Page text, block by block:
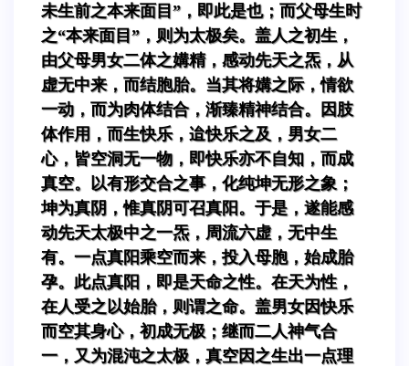
未生前之本来面目”，即此是也；而父母生时
之“本来面目”，则为太极矣。盖人之初生，
由父母男女二体之媾精，感动先天之炁，从
虚无中来，而结胞胎。当其将媾之际，情欲
一动，而为肉体结合，渐臻精神结合。因肢
体作用，而生快乐，迨快乐之及，男女二
心，皆空洞无一物，即快乐亦不自知，而成
真空。以有形交合之事，化纯坤无形之象；
坤为真阴，惟真阴可召真阳。于是，遂能感
动先天太极中之一炁，周流六虚，无中生
有。一点真阳乘空而来，投入母胞，始成胎
孕。此点真阳，即是天命之性。在天为性，
在人受之以始胎，则谓之命。盖男女因快乐
而空其身心，初成无极；继而二人神气合
一，又为混沌之太极，真空因之生出一点理